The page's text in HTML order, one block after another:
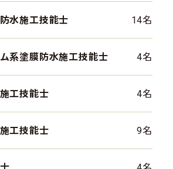
水施工技能士 14名
系塗膜防水施工技能士 4名
工技能士 4名
工技能士 9名